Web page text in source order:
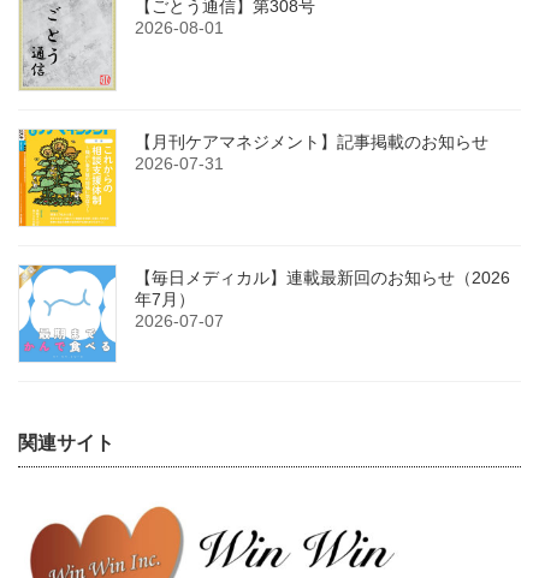
【ごとう通信】第308号
2026-08-01
【月刊ケアマネジメント】記事掲載のお知らせ
2026-07-31
【毎日メディカル】連載最新回のお知らせ（2026
年7月）
2026-07-07
関連サイト